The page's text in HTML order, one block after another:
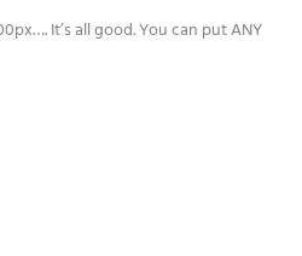
It’s all good. You can put ANY